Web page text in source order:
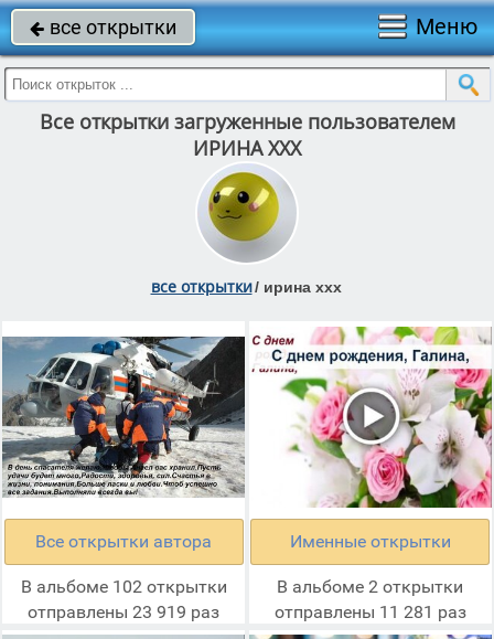
 все открытки Меню
Все открытки загруженные пользователем
ИРИНА ХХХ
все открытки/ ирина ххх
Все открытки автора
В альбоме 102 открытки
отправлены 23 919 раз
Именные открытки
В альбоме 2 открытки
отправлены 11 281 раз